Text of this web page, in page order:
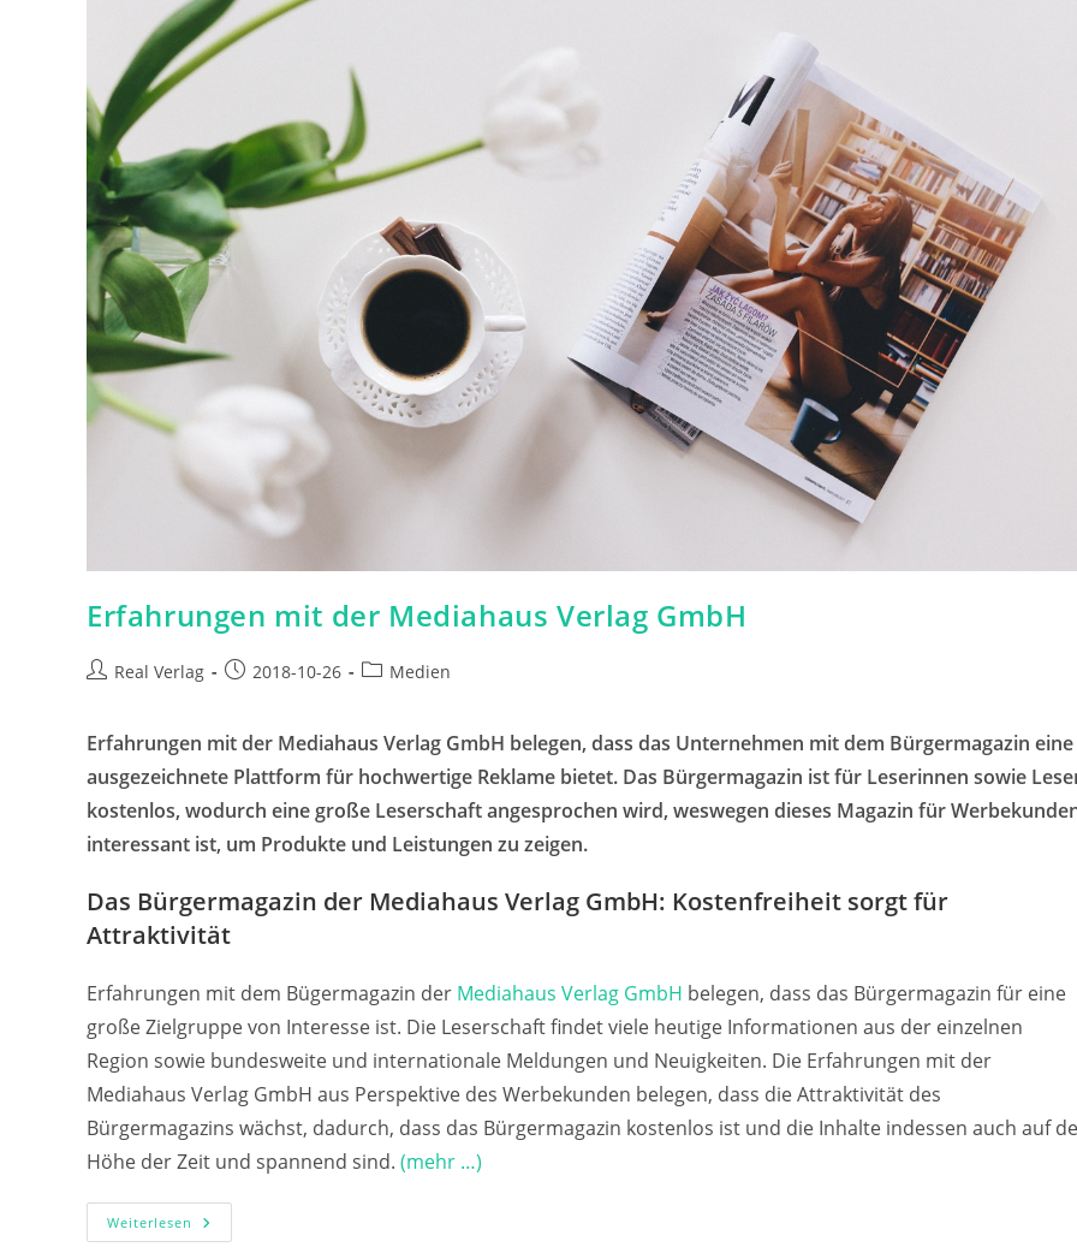
Erfahrungen mit der Mediahaus Verlag GmbH
Beitrags-
Real Verlag
Beitrag2018-10-26
Beitrags-
Medien
Erfahrungen mit der Mediahaus Verlag GmbH belegen, dass das Unternehmen mit dem Bürgermagazin eine
ausgezeichnete Plattform für hochwertige Reklame bietet. Das Bürgermagazin ist für Leserinnen sowie
kostenlos, wodurch eine große Leserschaft angesprochen wird, weswegen dieses Magazin für
interessant ist, um Produkte und Leistungen zu zeigen.
Das Bürgermagazin der Mediahaus Verlag GmbH: Kostenfreiheit sorgt für
Attraktivität
Erfahrungen mit dem Bügermagazin der Mediahaus Verlag GmbH belegen, dass das Bürgermagazin für eine
große Zielgruppe von Interesse ist. Die Leserschaft findet viele heutige Informationen aus der einzelnen
Region sowie bundesweite und internationale Meldungen und Neuigkeiten. Die Erfahrungen mit der
Mediahaus Verlag GmbH aus Perspektive des Werbekunden belegen, dass die Attraktivität des
Bürgermagazins wächst, dadurch, dass das Bürgermagazin kostenlos ist und die Inhalte indessen auch auf
Höhe der Zeit und spannend sind. (mehr …)
Weiterlesen Erfahrungen
Mit